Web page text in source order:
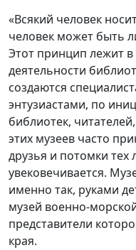
«Всякий человек
человек может быть
Этот принцип лежит
деятельности
создаются
энтузиастами, по
библиотек,
этих музеев часто
друзья и потомки тех
увековечивается.
именно так, руками
музей военно-
представители
края.